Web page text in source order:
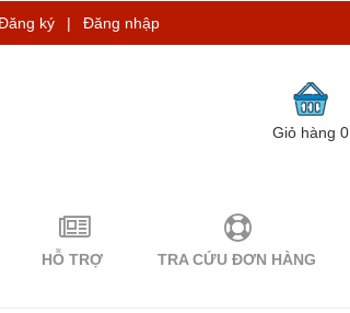
ký | Đăng nhập
Giỏ hàng0
HỖ TRỢ TRA CỨU ĐƠN HÀNG